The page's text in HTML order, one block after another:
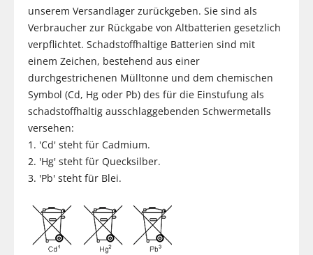
unserem Versandlager zurückgeben. Sie sind als
Verbraucher zur Rückgabe von Altbatterien gesetzlich
verpflichtet. Schadstoffhaltige Batterien sind mit
einem Zeichen, bestehend aus einer
durchgestrichenen Mülltonne und dem chemischen
Symbol (Cd, Hg oder Pb) des für die Einstufung als
schadstoffhaltig ausschlaggebenden Schwermetalls
versehen:
1. 'Cd' steht für Cadmium.
2. 'Hg' steht für Quecksilber.
3. 'Pb' steht für Blei.